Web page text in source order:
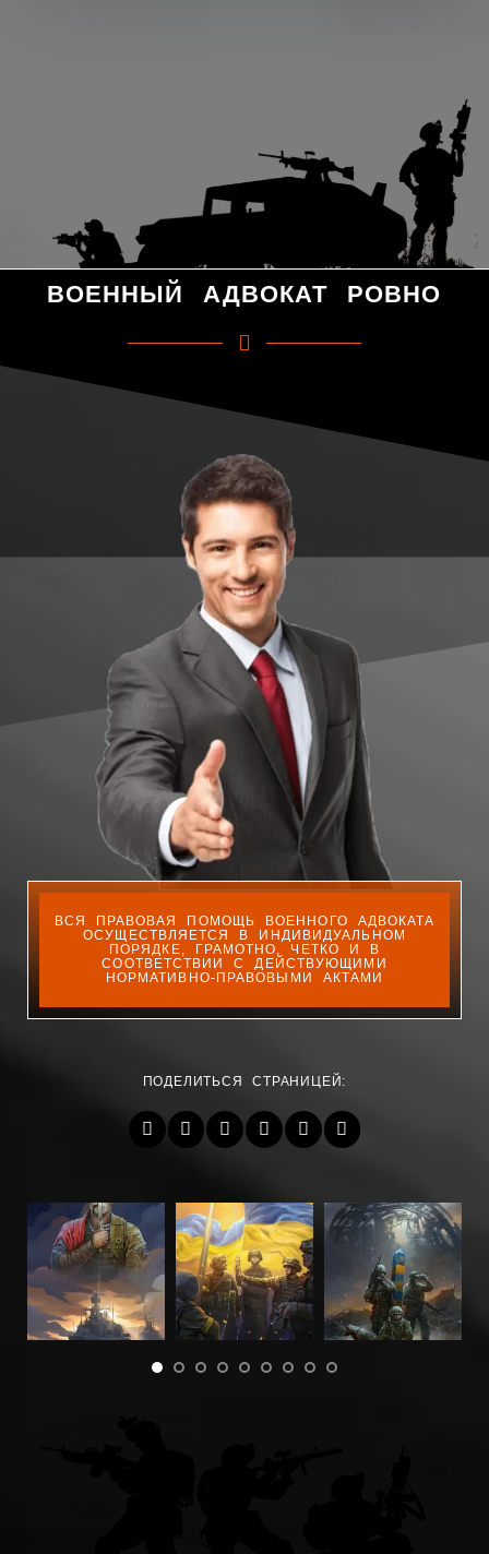
ВОЕННЫЙ АДВОКАТ РОВНО
ВСЯ ПРАВОВАЯ ПОМОЩЬ ВОЕННОГО АДВОКАТА
ОСУЩЕСТВЛЯЕТСЯ В ИНДИВИДУАЛЬНОМ
ПОРЯДКЕ, ГРАМОТНО, ЧЕТКО И В
СООТВЕТСТВИИ С ДЕЙСТВУЮЩИМИ
НОРМАТИВНО-ПРАВОВЫМИ АКТАМИ
ПОДЕЛИТЬСЯ СТРАНИЦЕЙ: